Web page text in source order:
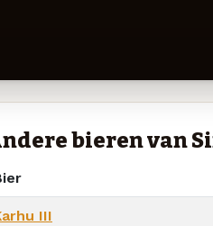
bieren van
III